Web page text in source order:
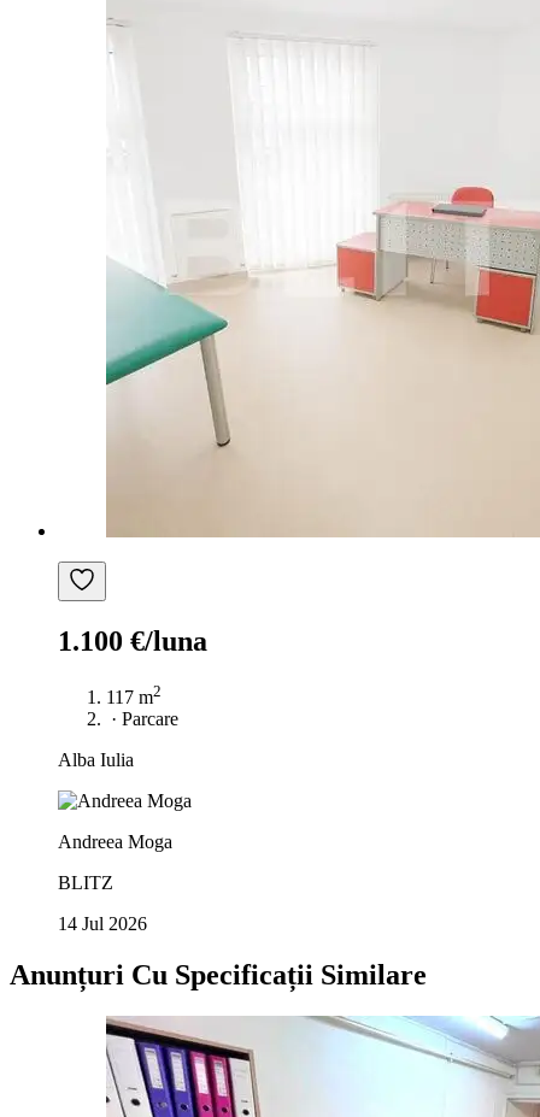
1.100 €/luna
117 m2
· Parcare
Alba Iulia
Andreea Moga
BLITZ
14 Jul 2026
Anunțuri Cu Specificații Similare